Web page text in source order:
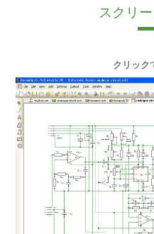
スクリ
クリック